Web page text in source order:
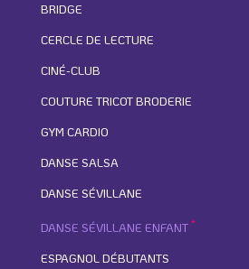
BRIDGE
CERCLE DE LECTURE
CINÉ-CLUB
COUTURE TRICOT BRODERIE
GYM CARDIO
DANSE SALSA
DANSE SÉVILLANE
DANSE SÉVILLANE ENFANT *
ESPAGNOL DÉBUTANTS